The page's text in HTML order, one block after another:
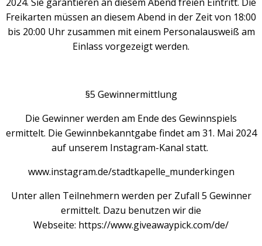
Freikarten müssen an diesem Abend in der Zeit von 18:00
bis 20:00 Uhr zusammen mit einem Personalausweiß am
Einlass vorgezeigt werden.
§5 Gewinnermittlung
Die Gewinner werden am Ende des Gewinnspiels
ermittelt. Die Gewinnbekanntgabe findet am 31. Mai 2024
auf unserem Instagram-Kanal statt.
www.instagram.de/stadtkapelle_munderkingen
Unter allen Teilnehmern werden per Zufall 5 Gewinner
ermittelt. Dazu benutzen wir die
Webseite: https://www.giveawaypick.com/de/